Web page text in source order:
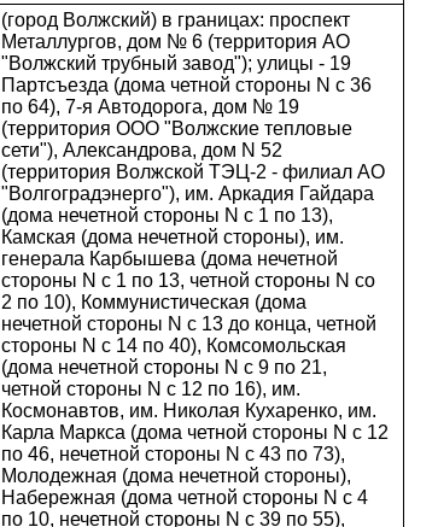
(город Волжский) в границах: проспект
Металлургов, дом № 6 (территория АО
"Волжский трубный завод"); улицы - 19
Партсъезда (дома четной стороны N с 36
по 64), 7-я Автодорога, дом № 19
(территория ООО "Волжские тепловые
сети"), Александрова, дом N 52
(территория Волжской ТЭЦ-2 - филиал АО
"Волгоградэнерго"), им. Аркадия Гайдара
(дома нечетной стороны N с 1 по 13),
Камская (дома нечетной стороны), им.
генерала Карбышева (дома нечетной
стороны N с 1 по 13, четной стороны N со
2 по 10), Коммунистическая (дома
нечетной стороны N с 13 до конца, четной
стороны N с 14 по 40), Комсомольская
(дома нечетной стороны N с 9 по 21,
четной стороны N с 12 по 16), им.
Космонавтов, им. Николая Кухаренко, им.
Карла Маркса (дома четной стороны N с 12
по 46, нечетной стороны N с 43 по 73),
Молодежная (дома нечетной стороны),
Набережная (дома четной стороны N с 4
по 10, нечетной стороны N с 39 по 55),